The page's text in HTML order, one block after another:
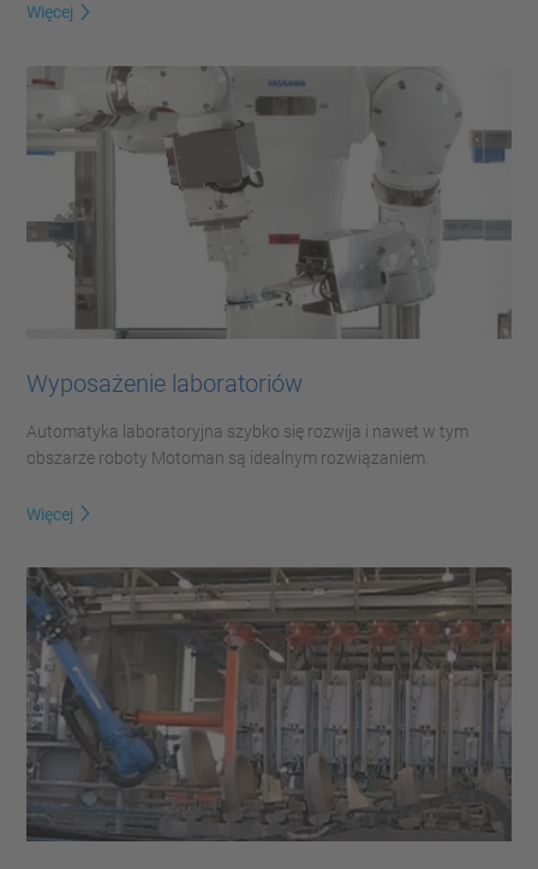
Więcej
Wyposażenie laboratoriów
Automatyka laboratoryjna szybko się rozwija i nawet w tym
obszarze roboty Motoman są idealnym rozwiązaniem.
Więcej